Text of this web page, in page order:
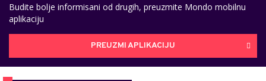
Budite bolje informisani od drugih, preuzmite Mondo mobilnu
aplikaciju
PREUZMI APLIKACIJU